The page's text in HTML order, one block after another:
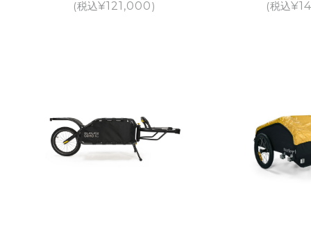
(税込¥121,000)
(税込¥